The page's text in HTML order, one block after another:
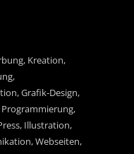
Kreation,
Grafik-Design,
Illustration,
Webseiten,